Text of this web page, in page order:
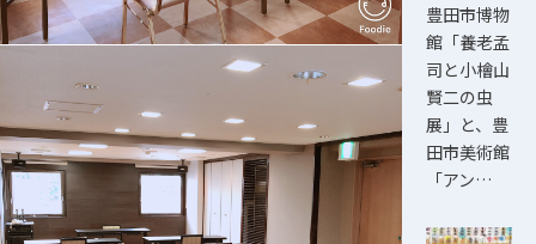
豊田市博物
館「養老孟
司と小檜山
賢二の虫
展」と、豊
田市美術館
「アン…